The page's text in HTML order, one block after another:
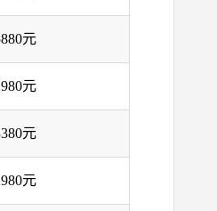
元
元
元
元